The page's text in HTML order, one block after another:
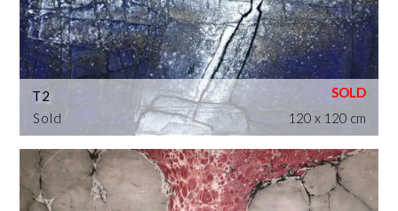
Sold
T2
120 x 120 cm